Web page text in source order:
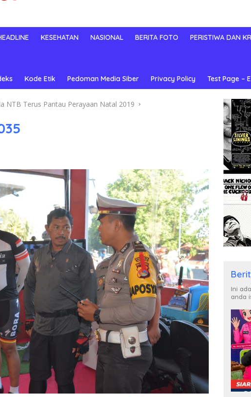
KESEHATAN NASIONAL BERITA FOTO PERISTIWA DAN
Kode Etik Pedoman Media Siber Privacy Policy Test Page –
NTB Terus Pantau Perayaan Natal 2019
Ini
anda